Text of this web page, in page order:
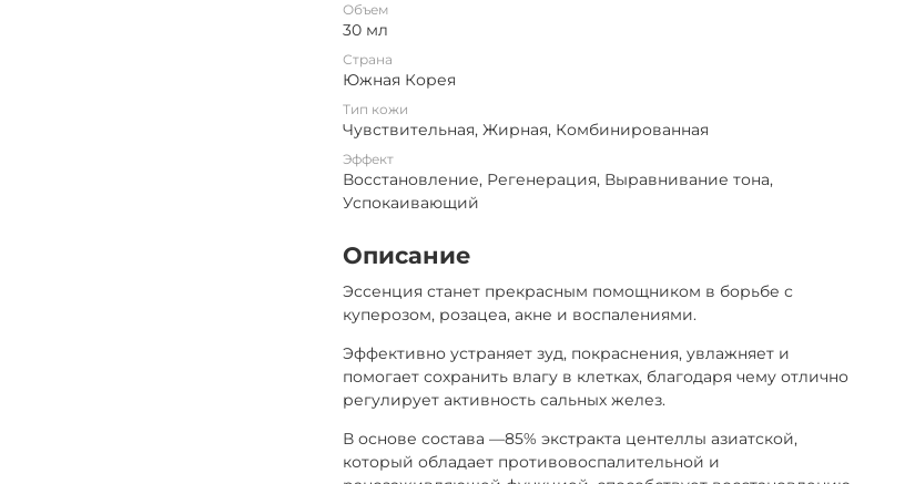
Объем
30 мл
Страна
Южная Корея
Тип кожи
Чувствительная, Жирная, Комбинированная
Эффект
Восстановление, Регенерация, Выравнивание тона,
Успокаивающий
Описание
Эссенция станет прекрасным помощником в борьбе с
куперозом, розацеа, акне и воспалениями.
Эффективно устраняет зуд, покраснения, увлажняет и
помогает сохранить влагу в клетках, благодаря чему отлично
регулирует активность сальных желез.
В основе состава —85% экстракта центеллы азиатской,
который обладает противовоспалительной и